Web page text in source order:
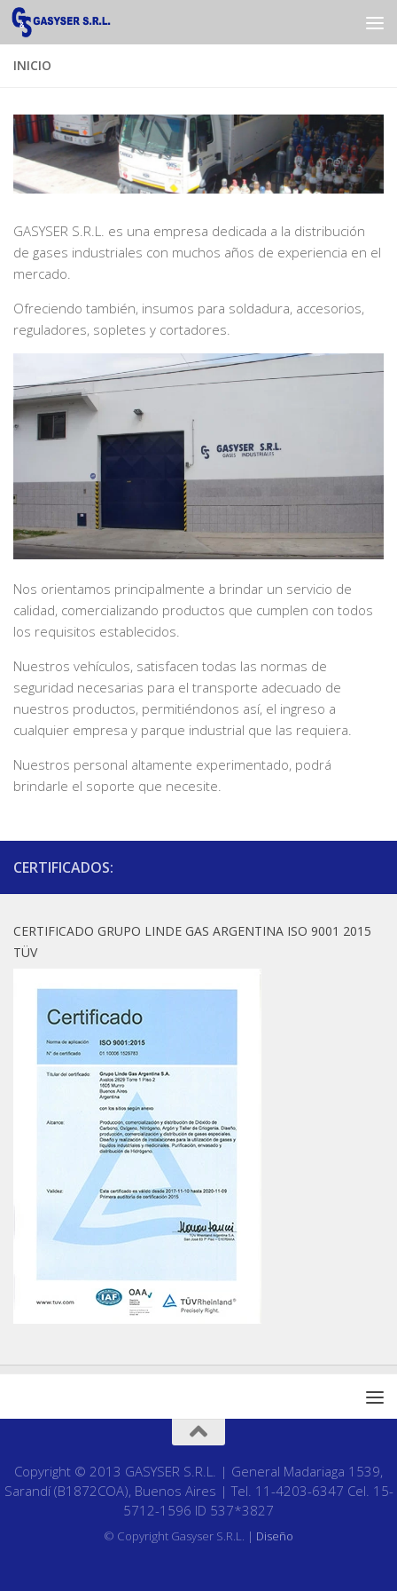
Saltar al contenido
INICIO
GASYSER S.R.L. es una empresa dedicada a la distribución
de gases industriales con muchos años de experiencia en el
mercado.
Ofreciendo también, insumos para soldadura, accesorios,
reguladores, sopletes y cortadores.
Nos orientamos principalmente a brindar un servicio de
calidad, comercializando productos que cumplen con todos
los requisitos establecidos.
Nuestros vehículos, satisfacen todas las normas de
seguridad necesarias para el transporte adecuado de
nuestros productos, permitiéndonos así, el ingreso a
cualquier empresa y parque industrial que las requiera.
Nuestros personal altamente experimentado, podrá
brindarle el soporte que necesite.
CERTIFICADOS:
CERTIFICADO GRUPO LINDE GAS ARGENTINA ISO 9001 2015
TÜV
Copyright © 2013 GASYSER S.R.L. | General Madariaga 1539,
Sarandí (B1872COA), Buenos Aires | Tel. 11-4203-6347 Cel. 15-
5712-1596 ID 537*3827
© Copyright Gasyser S.R.L. | Diseño